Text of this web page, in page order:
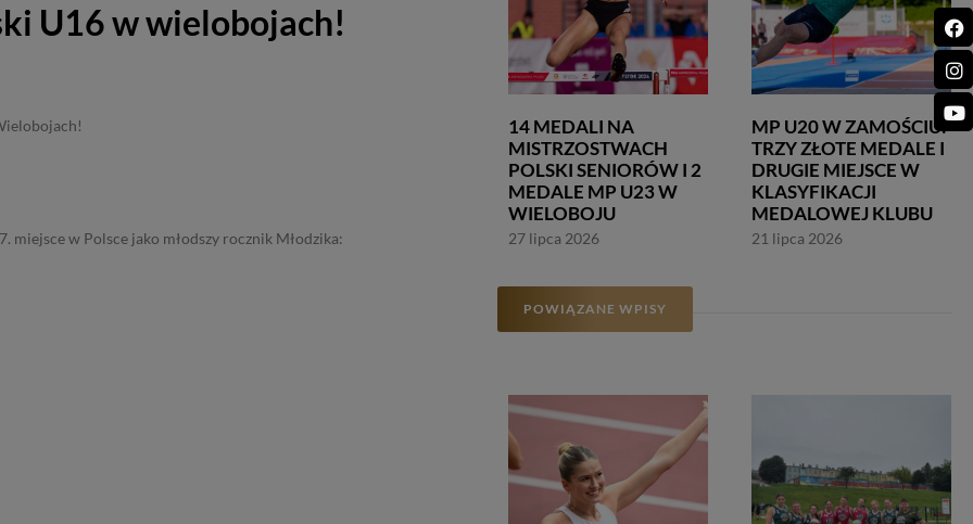
U16 w wielobojach!
miejsce w Polsce jako młodszy rocznik Młodzika:
14 MEDALI NA
MISTRZOSTWACH
POLSKI SENIORÓW I 2
MEDALE MP U23 W
WIELOBOJU
27 lipca 2026
MP U20 W ZAMOŚCIU:
TRZY ZŁOTE MEDALE I
DRUGIE MIEJSCE W
KLASYFIKACJI
MEDALOWEJ KLUBU
21 lipca 2026
POWIĄZANE WPISY